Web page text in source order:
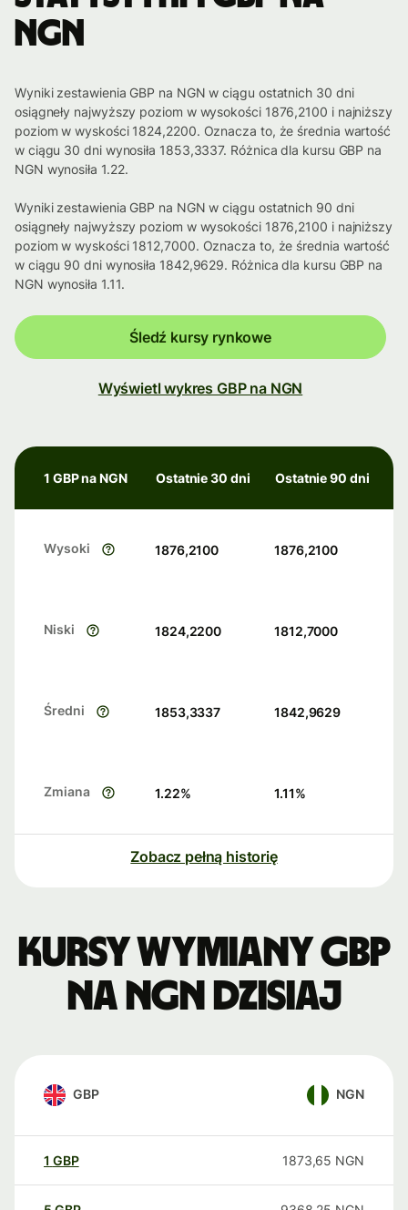
NGN
Wyniki zestawienia GBP na NGN w ciągu ostatnich 30 dni
osiągneły najwyższy poziom w wysokości 1876,2100 i najniższy
poziom w wyskości 1824,2200. Oznacza to, że średnia wartość
w ciągu 30 dni wynosiła 1853,3337. Różnica dla kursu GBP na
NGN wynosiła 1.22.
Wyniki zestawienia GBP na NGN w ciągu ostatnich 90 dni
osiągneły najwyższy poziom w wysokości 1876,2100 i najniższy
poziom w wyskości 1812,7000. Oznacza to, że średnia wartość
w ciągu 90 dni wynosiła 1842,9629. Różnica dla kursu GBP na
NGN wynosiła 1.11.
Śledź kursy rynkowe
Wyświetl wykres GBP na NGN
1 GBP na NGN Ostatnie 30 dni Ostatnie 90 dni
Wysoki 1876,2100 1876,2100
Niski 1824,2200 1812,7000
Średni 1853,3337 1842,9629
Zmiana 1.22% 1.11%
Zobacz pełną historię
Kursy wymiany GBP
na NGN dzisiaj
GBP NGN
1 GBP 1873,65 NGN